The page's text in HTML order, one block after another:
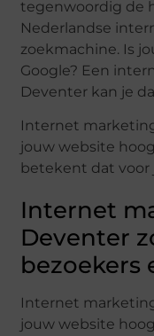
tegenwoordig de
Nederlandse
zoekmachine. Is
Google? Een
Deventer kan je
Internet
jouw website
betekent dat voor
Internet
Deventer
bezoekers
Internet
jouw website